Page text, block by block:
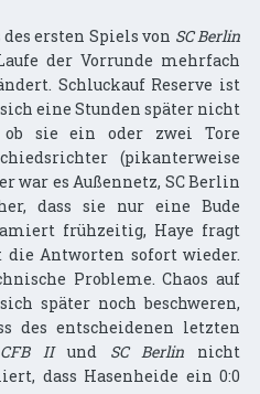
ersten Spiels von SC Berlin
der Vorrunde mehrfach
Schluckauf Reserve ist
eine Stunden später nicht
sie ein oder zwei Tore
(pikanterweise
war es Außennetz, SC Berlin
dass sie nur eine Bude
frühzeitig, Haye fragt
Antworten sofort wieder.
Probleme. Chaos auf
später noch beschweren,
des entscheidenen letzten
CFB IIund SC Berlin nicht
dass Hasenheide ein 0:0